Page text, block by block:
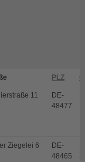
PLZ
11
DE-
48477
Ziegelei 6
DE-
48465